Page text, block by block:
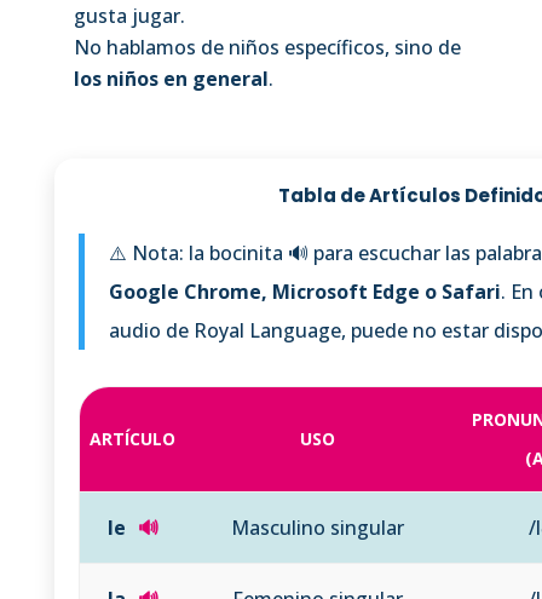
gusta jugar.
No hablamos de niños específicos, sino de
los niños en general.
Tabla de Artículos
⚠️ Nota: la bocinita 🔊 para escuchar las
Google Chrome, Microsoft Edge o Safari.
audio de Royal Language, puede no estar
ARTÍCULO USO
le 🔊 Masculino singular /